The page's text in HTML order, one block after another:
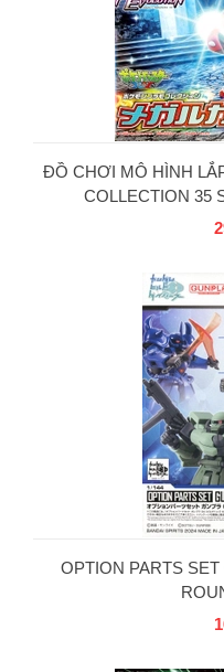
ĐỒ CHƠI MÔ HÌNH
COLLECTION 35
OPTION PARTS